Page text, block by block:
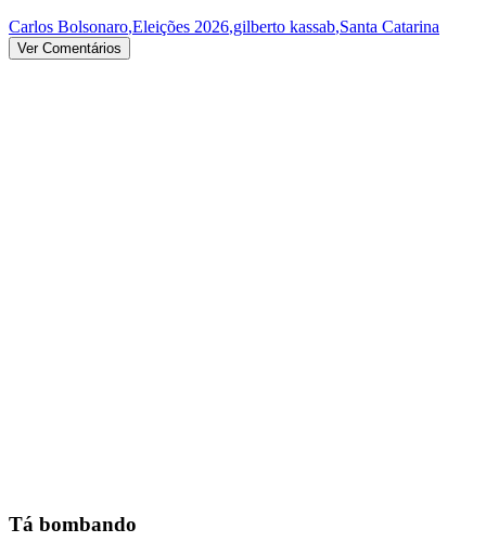
Carlos Bolsonaro,Eleições 2026,gilberto kassab,Santa Catarina
Ver Comentários
Tá bombando